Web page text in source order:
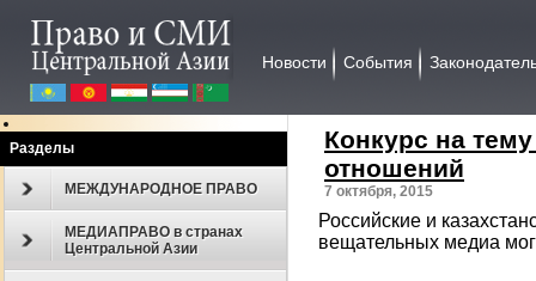
Новости События
Разделы
МЕЖДУНАРОДНОЕ ПРАВО
МЕДИАПРАВО в странах
Центральной Азии
Конкурс на
отношений
7 октября, 2015
Российские и
вещательных медиа